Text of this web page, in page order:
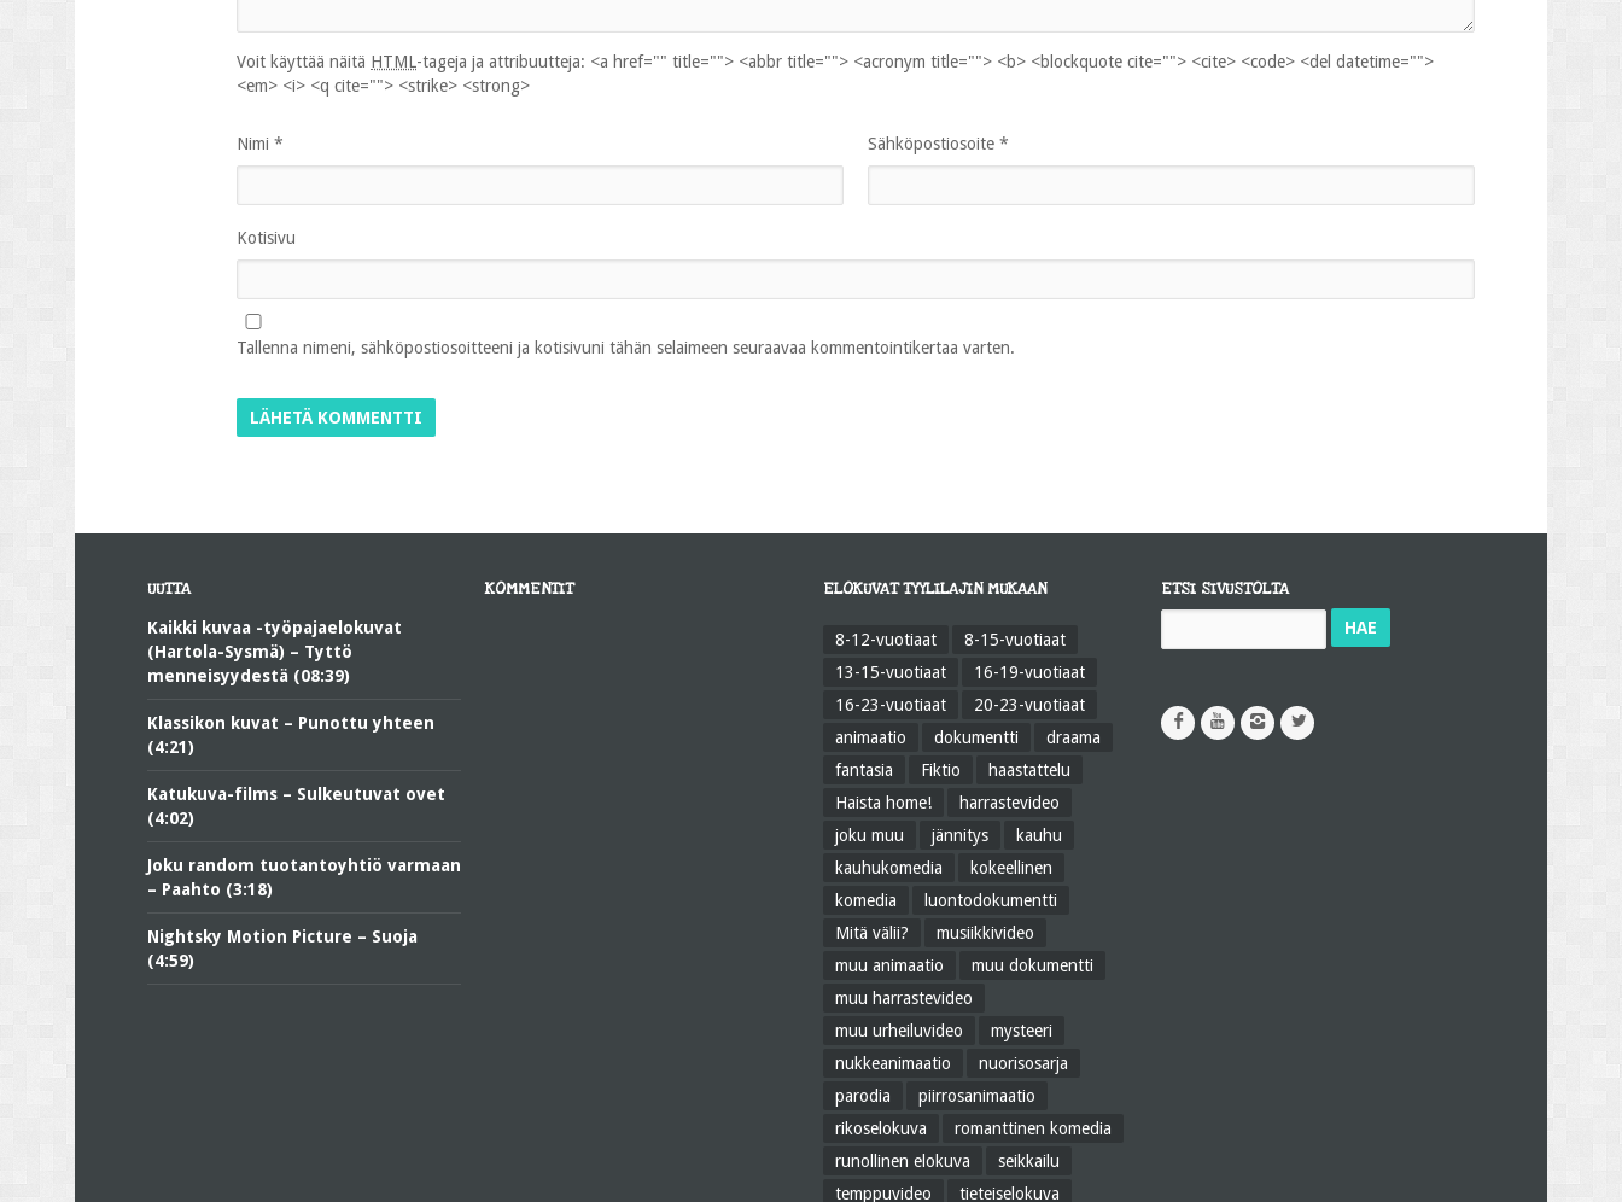
Voit käyttää näitä HTML-tageja ja attribuutteja: <a href="" title=""> <abbr title=""> <acronym title=""> <b> <blockquote cite=""> <cite> <code> <del datetime="">
<em> <i> <q cite=""> <strike> <strong>
Nimi * Sähköpostiosoite *
Kotisivu
Tallenna nimeni, sähköpostiosoitteeni ja kotisivuni tähän selaimeen seuraavaa kommentointikertaa varten.
UUTTA
Kaikki kuvaa -työpajaelokuvat
(Hartola-Sysmä) – Tyttö
menneisyydestä (08:39)
Klassikon kuvat – Punottu yhteen
(4:21)
Katukuva-films – Sulkeutuvat ovet
(4:02)
Joku random tuotantoyhtiö varmaan
– Paahto (3:18)
Nightsky Motion Picture – Suoja
(4:59)
KOMMENTIT ELOKUVAT TYYLILAJIN MUKAAN
8-12-vuotiaat
8-15-vuotiaat
13-15-vuotiaat
16-19-vuotiaat
16-23-vuotiaat
20-23-vuotiaat
animaatio
dokumentti
draama
fantasia
Fiktio
haastattelu
Haista home!
harrastevideo
joku muu
jännitys
kauhu
kauhukomedia
kokeellinen
komedia
luontodokumentti
Mitä välii?
musiikkivideo
muu animaatio
muu dokumentti
muu harrastevideo
muu urheiluvideo
mysteeri
nukkeanimaatio
nuorisosarja
parodia
piirrosanimaatio
rikoselokuva
romanttinen komedia
runollinen elokuva
seikkailu
temppuvideo
tieteiselokuva
ETSI SIVUSTOLTA